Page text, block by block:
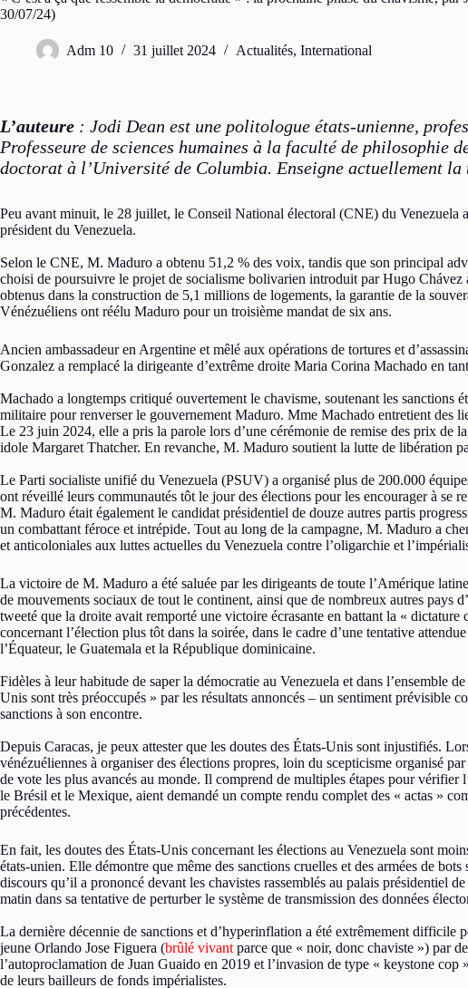
30/07/24)
Adm 10 31 juillet 2024 Actualités, International
L’auteure : Jodi Dean est une politologue états-unienne,
Professeure de sciences humaines à la faculté de philosophie
doctorat à l’Université de Columbia. Enseigne actuellement
Peu avant minuit, le 28 juillet, le Conseil National électoral (CNE) du Venezuela
président du Venezuela.
Selon le CNE, M. Maduro a obtenu 51,2 % des voix, tandis que son principal
choisi de poursuivre le projet de socialisme bolivarien introduit par Hugo Chávez
obtenus dans la construction de 5,1 millions de logements, la garantie de la
Vénézuéliens ont réélu Maduro pour un troisième mandat de six ans.
Ancien ambassadeur en Argentine et mêlé aux opérations de tortures et
Gonzalez a remplacé la dirigeante d’extrême droite Maria Corina Machado en
Machado a longtemps critiqué ouvertement le chavisme, soutenant les sanctions
militaire pour renverser le gouvernement Maduro. Mme Machado entretient des
Le 23 juin 2024, elle a pris la parole lors d’une cérémonie de remise des prix
idole Margaret Thatcher. En revanche, M. Maduro soutient la lutte de libération
Le Parti socialiste unifié du Venezuela (PSUV) a organisé plus de 200.000
ont réveillé leurs communautés tôt le jour des élections pour les encourager à se
M. Maduro était également le candidat présidentiel de douze autres partis
un combattant féroce et intrépide. Tout au long de la campagne, M. Maduro a
et anticoloniales aux luttes actuelles du Venezuela contre l’oligarchie et
La victoire de M. Maduro a été saluée par les dirigeants de toute l’Amérique
de mouvements sociaux de tout le continent, ainsi que de nombreux autres pays
tweeté que la droite avait remporté une victoire écrasante en battant la «
concernant l’élection plus tôt dans la soirée, dans le cadre d’une tentative
l’Équateur, le Guatemala et la République dominicaine.
Fidèles à leur habitude de saper la démocratie au Venezuela et dans l’ensemble
Unis sont très préoccupés » par les résultats annoncés – un sentiment prévisible
sanctions à son encontre.
Depuis Caracas, je peux attester que les doutes des États-Unis sont injustifiés.
vénézuéliennes à organiser des élections propres, loin du scepticisme organisé
de vote les plus avancés au monde. Il comprend de multiples étapes pour
le Brésil et le Mexique, aient demandé un compte rendu complet des « actas »
précédentes.
En fait, les doutes des États-Unis concernant les élections au Venezuela sont
états-unien. Elle démontre que même des sanctions cruelles et des armées de
discours qu’il a prononcé devant les chavistes rassemblés au palais présidentiel
matin dans sa tentative de perturber le système de transmission des données
La dernière décennie de sanctions et d’hyperinflation a été extrêmement difficile
jeune Orlando Jose Figuera (brûlé vivant parce que « noir, donc chaviste ») par
l’autoproclamation de Juan Guaido en 2019 et l’invasion de type « keystone
de leurs bailleurs de fonds impérialistes.